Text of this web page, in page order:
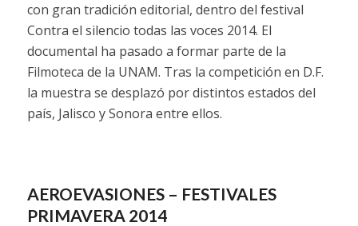
con gran tradición editorial, dentro del festival
Contra el silencio todas las voces 2014. El
documental ha pasado a formar parte de la
Filmoteca de la UNAM. Tras la competición en D.F.
la muestra se desplazó por distintos estados del
país, Jalisco y Sonora entre ellos.
AEROEVASIONES – FESTIVALES
PRIMAVERA 2014